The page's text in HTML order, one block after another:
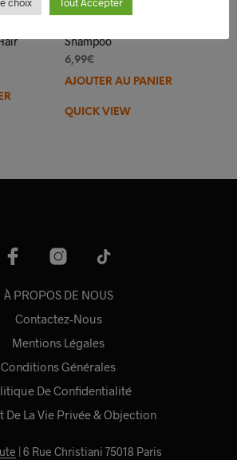
Shampoo
6,99€
AJOUTER AU PANIER
QUICK VIEW
À PROPOS DE NOUS
Contactez-Nous
Mentions Légales
Conditions Générales
De Confidentialité
De La Vie Privée & Objection
| 6 Rue Christiani 75018 Paris